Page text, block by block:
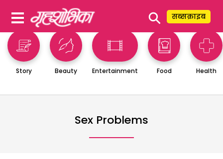
⚲ सब्सक्राइब
Story Beauty Entertainment Food Health
Sex Problems